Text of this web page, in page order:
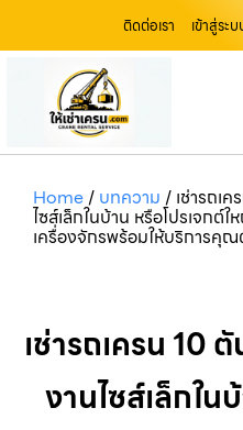
ติดต่อเรา เข้าสู่ระ
Home/ บทความ / เช่ารถเ
ไซส์เล็กในบ้าน หรือโปรเจกต์
เครื่องจักรพร้อมให้บริการคุณ
เช่ารถเครน 10
งานไซส์เล็กใน